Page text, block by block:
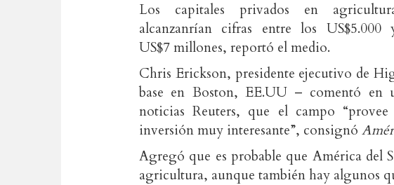
Los capitales privados en
alcanzanrían cifras entre los US$5.000
US$7 millones, reportó el medio.
Chris Erickson, presidente ejecutivo de
base en Boston, EE.UU – comentó en
noticias Reuters, que el campo
inversión muy interesante”, consignó
Agregó que es probable que América del
agricultura, aunque también hay algunos